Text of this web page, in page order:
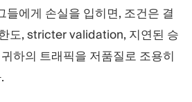
들에게 손실을 입히면, 조건은 결
도, stricter validation, 지연된 승
하의 트래픽을 저품질로 조용히